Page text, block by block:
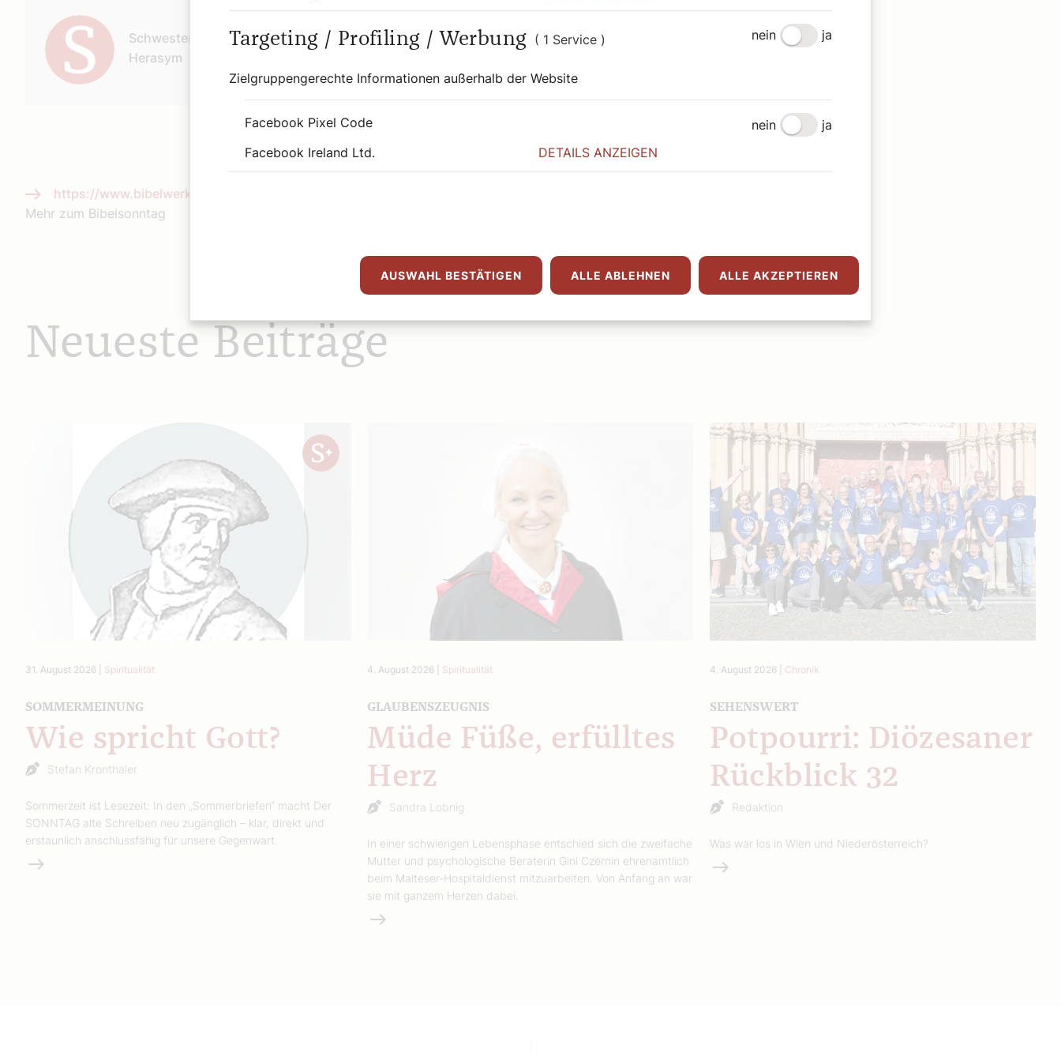
Schwester Jelena
Herasym
https://www.bibelwerk.at/bibelsonntag
Mehr zum Bibelsonntag
Neueste Beiträge
31. August 2026 Spiritualität
SOMMERMEINUNG
Wie spricht Gott?
Stefan Kronthaler
Sommerzeit ist Lesezeit: In den „Sommerbriefen“ macht Der
SONNTAG alte Schreiben neu zugänglich – klar, direkt und
erstaunlich anschlussfähig für unsere Gegenwart.
Weiterlesen
4. August 2026 Spiritualität
GLAUBENSZEUGNIS
Müde Füße, erfülltes
Herz
Sandra Lobnig
In einer schwierigen Lebensphase entschied sich die zweifache
Mutter und psychologische Beraterin Gini Czernin ehrenamtlich
beim Malteser-Hospitaldienst mitzuarbeiten. Von Anfang an war
sie mit ganzem Herzen dabei.
Weiterlesen
4. August 2026 Chronik
SEHENSWERT
Potpourri: Diözesaner
Rückblick 32
Redaktion
Was war los in Wien und Niederösterreich?
Weiterlesen
Targeting / Profiling / Werbung ( 1 Service )
Zielgruppengerechte Informationen außerhalb der Website
nein ja
Facebook Pixel Code nein
ja
Facebook Ireland Ltd.
DETAILS ANZEIGEN
AUSWAHL BESTÄTIGEN ALLE ABLEHNEN ALLE AKZEPTIEREN